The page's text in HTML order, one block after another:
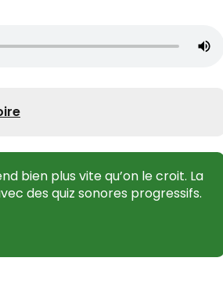
bien plus vite qu’on le croit. La
des quiz sonores progressifs.